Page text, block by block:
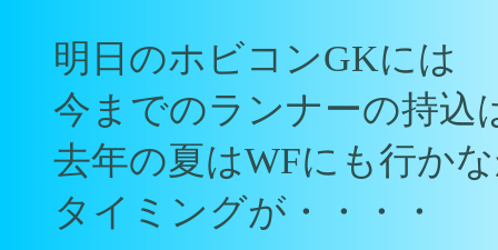
明日のホビコンGKには
今までのランナーの持込
去年の夏はWFにも行か
タイミングが・・・・